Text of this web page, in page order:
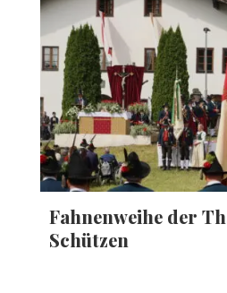
Fahnenweihe der
Schützen